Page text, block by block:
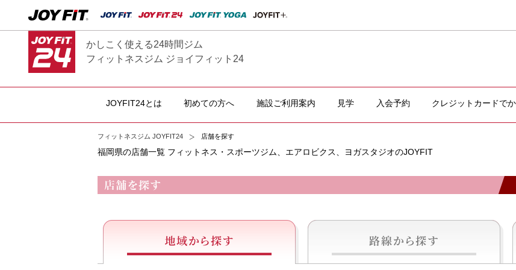
かしこく使える24時間ジム
フィットネスジム ジョイフィット24
JOYFIT24とは 初めての方へ 施設ご利用案内 見学 入会予約 クレジットカードで
フィットネスジム JOYFIT24 店舗を探す
福岡県の店舗一覧 フィットネス・スポーツジム、エアロビクス、ヨガスタジオのJOYFIT